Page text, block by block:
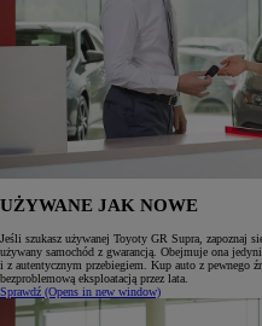
UŻYWANE JAK NOWE
Jeśli szukasz używanej Toyoty GR Supra, zapoznaj
używany samochód z gwarancją. Obejmuje ona
i z autentycznym przebiegiem. Kup auto z pewnego
bezproblemową eksploatacją przez lata.
Sprawdź (Opens in new window)